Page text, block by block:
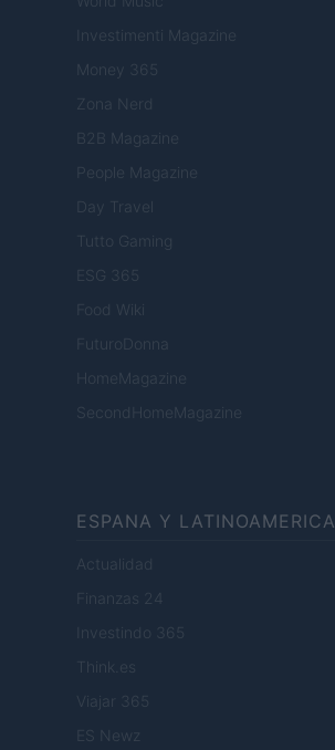
Investimenti Magazine
Money 365
Zona Nerd
B2B Magazine
People Magazine
Day Travel
Tutto Gaming
ESG 365
Food Wiki
FuturoDonna
HomeMagazine
SecondHomeMagazine
ESPANA Y LATINOAMERICA
Actualidad
Finanzas 24
Investindo 365
Think.es
Viajar 365
ES Newz